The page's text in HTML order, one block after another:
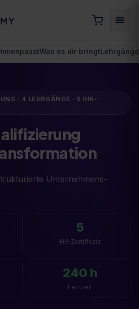
Was es dir bringtLehrgänge
· 4 LEHRGÄNGE · 5 IHK-
Unternehmens-
5
IHK-Zertifikate
240 h
Lernzeit